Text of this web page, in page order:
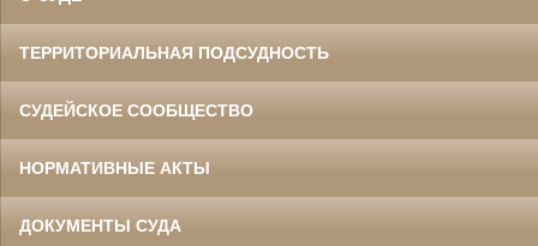
ТЕРРИТОРИАЛЬНАЯ ПОДСУДНОСТЬ
СУДЕЙСКОЕ СООБЩЕСТВО
НОРМАТИВНЫЕ АКТЫ
ДОКУМЕНТЫ СУДА